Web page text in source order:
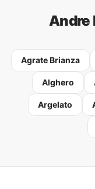
Andre
Agrate Brianza
Alghero
Argelato